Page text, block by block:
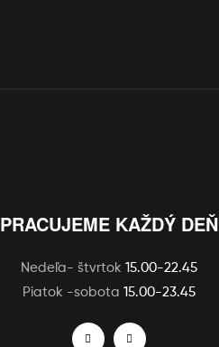
PRACUJEME KAŽDÝ DEŇ
Nedeľa- štvrtok 15.00-22.45
Piatok -sobota 15.00-23.45